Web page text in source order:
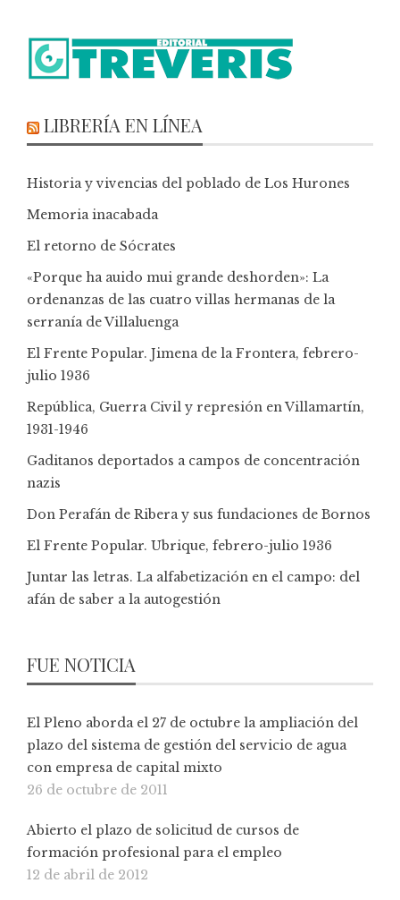
LIBRERÍA EN LÍNEA
Historia y vivencias del poblado de Los Hurones
Memoria inacabada
El retorno de Sócrates
«Porque ha auido mui grande deshorden»: La
ordenanzas de las cuatro villas hermanas de la
serranía de Villaluenga
El Frente Popular. Jimena de la Frontera, febrero-
julio 1936
República, Guerra Civil y represión en Villamartín,
1931-1946
Gaditanos deportados a campos de concentración
nazis
Don Perafán de Ribera y sus fundaciones de Bornos
El Frente Popular. Ubrique, febrero-julio 1936
Juntar las letras. La alfabetización en el campo: del
afán de saber a la autogestión
FUE NOTICIA
El Pleno aborda el 27 de octubre la ampliación del
plazo del sistema de gestión del servicio de agua
con empresa de capital mixto
26 de octubre de 2011
Abierto el plazo de solicitud de cursos de
formación profesional para el empleo
12 de abril de 2012